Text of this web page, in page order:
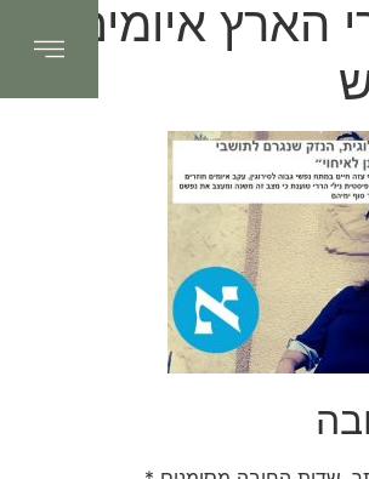
הארץ איומים